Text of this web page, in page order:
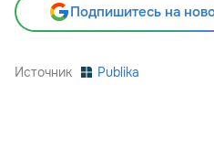
Подпишитесь на
Источник Publika